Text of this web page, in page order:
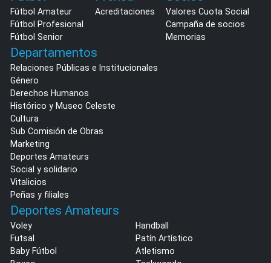
Fútbol Amateur
Fútbol Profesional
Fútbol Senior
Acreditaciones
Valores Cuota Social
Campaña de socios
Memorias
Departamentos
Relaciones Públicas e Institucionales
Género
Derechos Humanos
Histórico y Museo Celeste
Cultura
Sub Comisión de Obras
Marketing
Deportes Amateurs
Social y solidario
Vitalicios
Peñas y filiales
Deportes Amateurs
Voley
Handball
Futsal
Patín Artístico
Baby Fútbol
Atletismo